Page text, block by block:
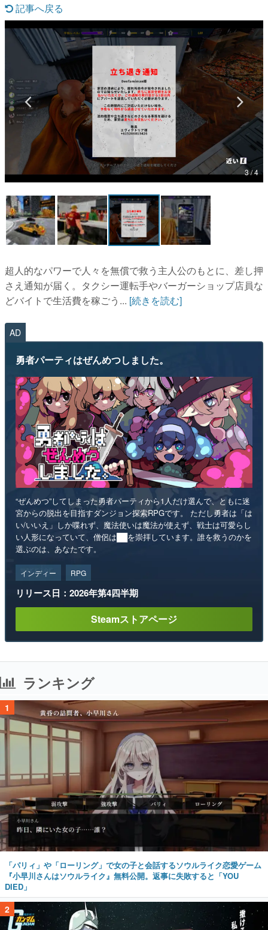
です。
ゲームが変えた日本語
「経験値」「裏技」「ラスボス」… ゲームにまつわる言葉
の起源や用法の変遷を、コンピューター文化史研究家・タ
イニーP氏が徹底調査。
カテゴリ
特集記事
マンガ
女性向け
その他
電ファミニコゲーマーとは？
運営：株式会社マレ
記事へ戻る
3 / 4
超人的なパワーで人々を無償で救う主人公のもとに、差し押
さえ通知が届く。タクシー運転手やバーガーショップ店員な
どバイトで生活費を稼ごう... [続きを読む]
AD
勇者パーティはぜんめつしました。
“ぜんめつ”してしまった勇者パーティから1人だけ選んで、ともに迷
宮からの脱出を目指すダンジョン探索RPGです。 ただし勇者は「は
い/いいえ」しか喋れず、魔法使いは魔法が使えず、戦士は可愛らし
い人形になっていて、僧侶は██を崇拝しています。誰を救うのかを
選ぶのは、あなたです。
インディー RPG
リリース日：2026年第4四半期
Steamストアページ
ランキング
1
「パリィ」や「ローリング」で女の子と会話するソウルライク恋愛ゲーム
『小早川さんはソウルライク』無料公開。返事に失敗すると「YOU
DIED」
2